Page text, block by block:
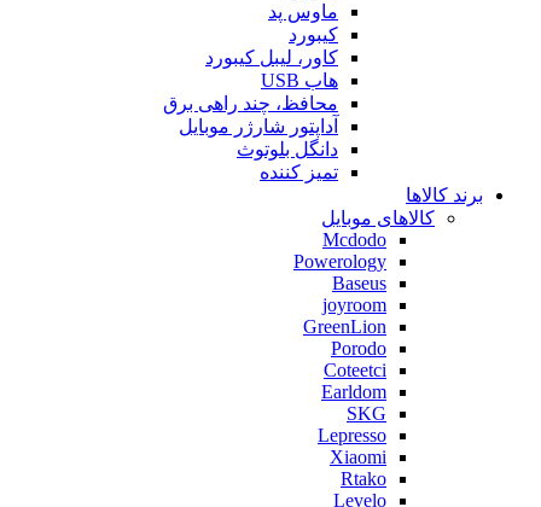
ماوس پد
کیبورد
کاور، لیبل کیبورد
هاب USB
محافظ، چند راهی برق
آداپتور شارژر موبایل
دانگل بلوتوث
تمیز کننده
برند کالاها
کالاهای موبایل
Mcdodo
Powerology
Baseus
joyroom
GreenLion
Porodo
Coteetci
Earldom
SKG
Lepresso
Xiaomi
Rtako
Levelo